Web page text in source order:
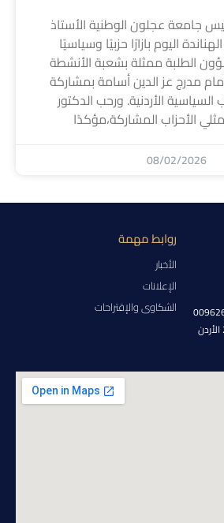
جامعة عجلون الوطنية الأستاذ
اليوم بازارًا حزبيًا وسياسيًا
الطلبة ممثلة بشعبة الأنشطة
أمام مدرج عز الدين أسامة بمشاركة
الأردنية. ورحب الدكتور
الأحزاب المشاركة،مؤكدًا
08/02/2026
روابط مهمة
الأخبار
الإعلانات
الشكاوى والإقتراحات